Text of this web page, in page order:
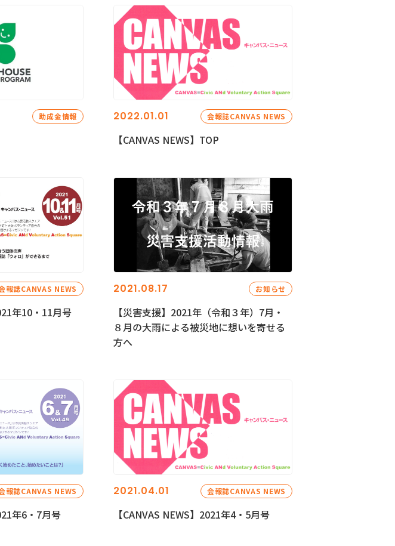
助成金情報 2022.01.01 会報誌CANVAS NEWS
【CANVAS NEWS】TOP
報誌CANVAS NEWS
年10・11月号
2021.08.17 お知らせ
【災害支援】2021年（令和３年）7月・
８月の大雨による被災地に想いを寄せる
方へ
報誌CANVAS NEWS
年6・7月号
2021.04.01 会報誌CANVAS NEWS
【CANVAS NEWS】2021年4・5月号